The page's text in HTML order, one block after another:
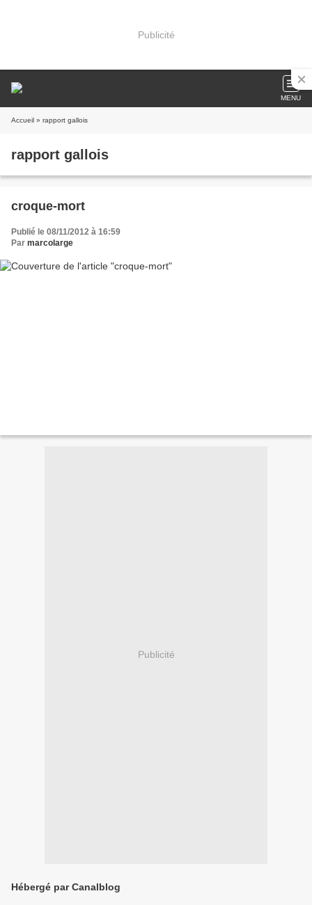
Publicité
MENU
Accueil » rapport gallois
rapport gallois
croque-mort
Publié le 08/11/2012 à 16:59
Par marcolarge
Publicité
Hébergé par Canalblog